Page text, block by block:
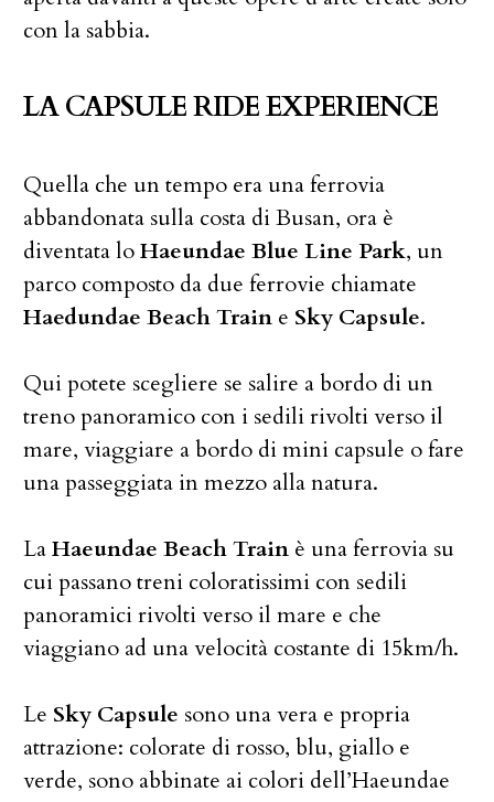
con la sabbia.
LA CAPSULE RIDE EXPERIENCE
Quella che un tempo era una ferrovia
abbandonata sulla costa di Busan, ora è
diventata loHaeundae Blue Line Park, un
parco composto da due ferrovie chiamate
Haedundae Beach Train e Sky Capsule.
Qui potete scegliere se salire a bordo di un
treno panoramico con i sedili rivolti verso il
mare, viaggiare a bordo di mini capsule o fare
una passeggiata in mezzo alla natura.
LaHaeundae Beach Train è una ferrovia su
cui passano treni coloratissimi con sedili
panoramici rivolti verso il mare e che
viaggiano ad una velocità costante di 15km/h.
Le Sky Capsule sono una vera e propria
attrazione: colorate di rosso, blu, giallo e
verde, sono abbinate ai colori dell’Haeundae